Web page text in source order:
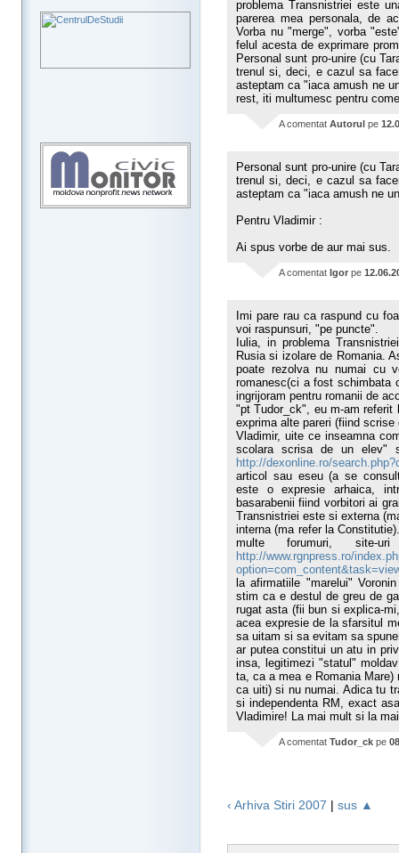
problema Transnistriei este
parerea mea personala, de
Vorba nu "merge", vorba
felul acesta de exprimare
Personal sunt pro-unire (cu
trenul si, deci, e cazul sa
asteptam ca "iaca amush ne
rest, iti multumesc pentru
A comentat Autorul pe
Personal sunt pro-unire (cu
trenul si, deci, e cazul sa
asteptam ca "iaca amush ne
Pentru Vladimir :
Ai spus vorbe de aur mai sus.
A comentat Igor pe
Imi pare rau ca raspund cu
voi raspunsuri, "pe puncte".
Iulia, in problema
Rusia si izolare de Romania.
poate rezolva nu numai cu
romanesc(ci a fost schimbata
ingrijoram pentru romanii de
"pt Tudor_ck", eu m-am referit
exprima alte pareri (fiind
Vladimir, uite ce inseamna
scolara scrisa de un elev"
http://dexonline.ro/
articol sau eseu (a se
este o expresie arhaica,
basarabenii fiind vorbitori ai
Transnistriei este si externa
interna (ma refer la
multe forumuri, site-
http://www.rgnpress.ro/
la afirmatiile "marelui"
stim ca e destul de greu de
rugat asta (fii bun si explica-
acea expresie de la sfarsitul
sa uitam si sa evitam sa
ar putea constitui un atu in
insa, legitimezi "statul"
ta, ca a mea e Romania
ca uiti) si nu numai. Adica tu
si independenta RM, exact
Vladimire! La mai mult si la
A comentat Tudor_ck pe
‹ Arhiva Stiri 2007 | sus ▲